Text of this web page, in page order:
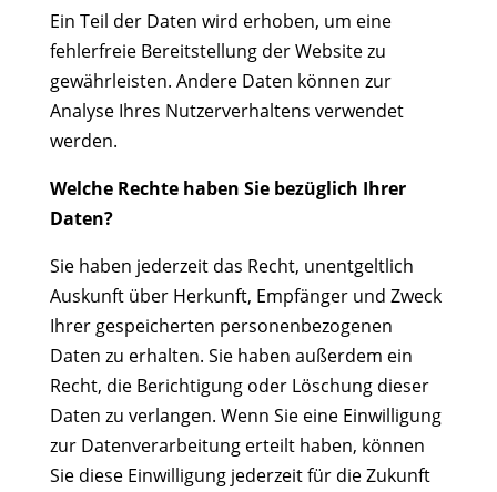
Ein Teil der Daten wird erhoben, um eine
fehlerfreie Bereitstellung der Website zu
gewährleisten. Andere Daten können zur
Analyse Ihres Nutzerverhaltens verwendet
werden.
Welche Rechte haben Sie bezüglich Ihrer
Daten?
Sie haben jederzeit das Recht, unentgeltlich
Auskunft über Herkunft, Empfänger und Zweck
Ihrer gespeicherten personenbezogenen
Daten zu erhalten. Sie haben außerdem ein
Recht, die Berichtigung oder Löschung dieser
Daten zu verlangen. Wenn Sie eine Einwilligung
zur Datenverarbeitung erteilt haben, können
Sie diese Einwilligung jederzeit für die Zukunft